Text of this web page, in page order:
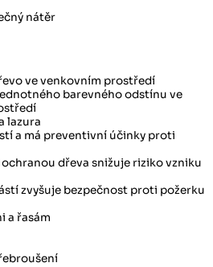
nátěr
ve venkovním prostředí
barevného odstínu ve
lazura
a má preventivní účinky proti
dřeva snižuje riziko vzniku
zvyšuje bezpečnost proti požerku
a řasám